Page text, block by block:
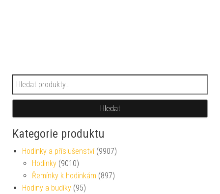
Hledat:
Hledat
Kategorie produktu
Hodinky a příslušenství (9907)
Hodinky (9010)
Řemínky k hodinkám (897)
Hodiny a budíky (95)